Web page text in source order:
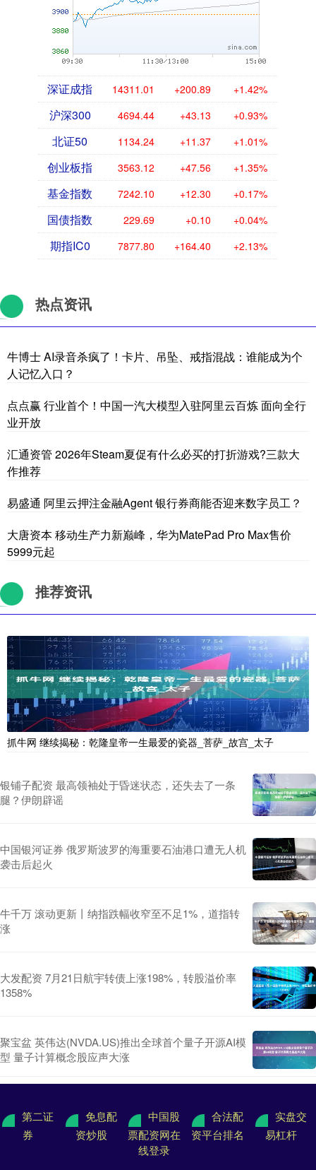
深证成指 14311.01 +200.89 +1.42%
沪深300 4694.44 +43.13 +0.93%
北证50 1134.24 +11.37 +1.01%
创业板指 3563.12 +47.56 +1.35%
基金指数 7242.10 +12.30 +0.17%
国债指数 229.69 +0.10 +0.04%
期指IC0 7877.80 +164.40 +2.13%
热点资讯
牛博士 AI录音杀疯了！卡片、吊坠、戒指混战：谁能成为个
人记忆入口？
点点赢 行业首个！中国一汽大模型入驻阿里云百炼 面向全行
业开放
汇通资管 2026年Steam夏促有什么必买的打折游戏?三款大
作推荐
易盛通 阿里云押注金融Agent 银行券商能否迎来数字员工？
大唐资本 移动生产力新巅峰，华为MatePad Pro Max售价
5999元起
推荐资讯
抓牛网 继续揭秘：乾隆皇帝一生最爱的瓷器_菩萨_故宫_太子
银铺子配资 最高领袖处于昏迷状态，还失去了一条
腿？伊朗辟谣
中国银河证券 俄罗斯波罗的海重要石油港口遭无人机
袭击后起火
牛千万 滚动更新丨纳指跌幅收窄至不足1%，道指转
涨
大发配资 7月21日航宇转债上涨198%，转股溢价率
1358%
聚宝盆 英伟达(NVDA.US)推出全球首个量子开源AI模
型 量子计算概念股应声大涨
第二证
券
免息配
资炒股
中国股
票配资网在
线登录
合法配
资平台排名
实盘交
易杠杆